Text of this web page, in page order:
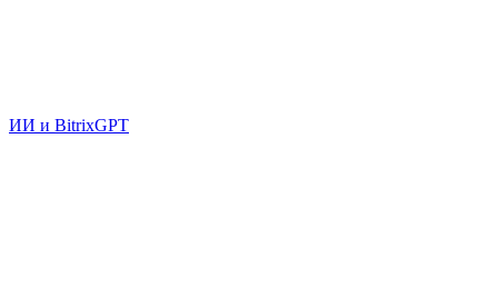
ИИ и BitrixGPT